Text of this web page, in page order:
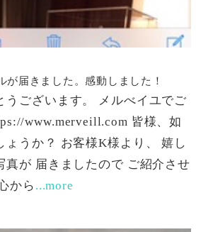
が届きました。感動しました！
うございます。 メルべイユでご
www.merveill.com 皆様、如
ょうか？ お客様K様より、 嬉し
真が 届きましたので ご紹介させ
から ...more